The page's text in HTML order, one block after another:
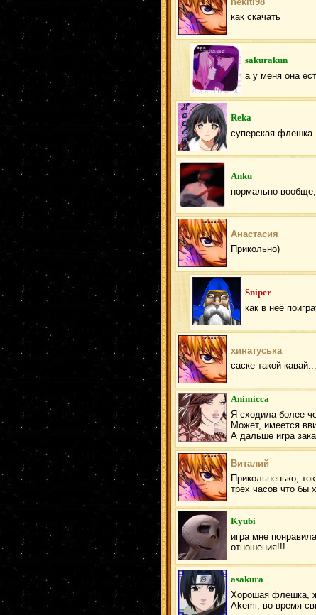
как скачать
sakurakun
а у меня она
Reka
суперская флешка.
Anku
нормально
Анастасия
Прикольно)
Sniper
как в неё
хинатуська
саске такой кавай...
Animicca
Я сходила более
Может, имеется
А дальше игра
Виталий
Прикольненько,
трёх часов что бы
Kyubi
игра мне
отношения!!!
asakura
Хорошая флешка,
Akemi, во время